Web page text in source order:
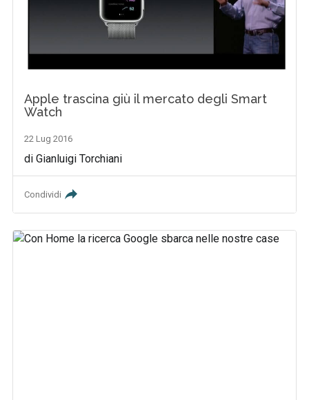
Apple trascina giù il mercato degli Smart
Watch
22 Lug 2016
di Gianluigi Torchiani
Condividi